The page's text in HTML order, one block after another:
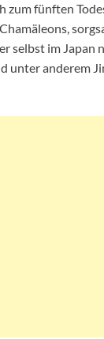
zum fünften
selbst im
unter anderem